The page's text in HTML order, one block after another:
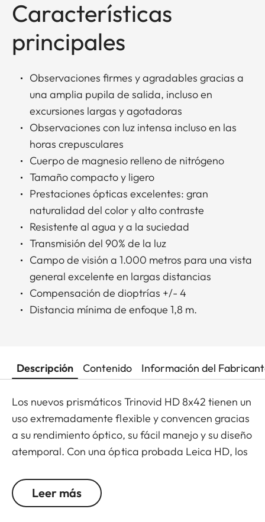
Características
principales
Observaciones firmes y agradables gracias a
una amplia pupila de salida, incluso en
excursiones largas y agotadoras
Observaciones con luz intensa incluso en las
horas crepusculares
Cuerpo de magnesio relleno de nitrógeno
Tamaño compacto y ligero
Prestaciones ópticas excelentes: gran
naturalidad del color y alto contraste
Resistente al agua y a la suciedad
Transmisión del 90% de la luz
Campo de visión a 1.000 metros para una vista
general excelente en largas distancias
Compensación de dioptrías +/- 4
Distancia mínima de enfoque 1,8 m.
Descripción Contenido Información del
Los nuevos prismáticos Trinovid HD 8x42 tienen un
uso extremadamente flexible y convencen gracias
a su rendimiento óptico, su fácil manejo y su diseño
atemporal. Con una óptica probada Leica HD, los
transmisión de luz moderna, colores neutros vivos y
brillantes, contrastes y nitidez. Incorpora
Leer más